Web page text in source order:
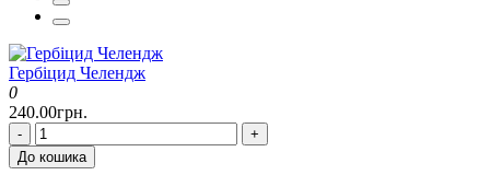
Гербіцид Челендж
0
240.00грн.
-
+
До кошика